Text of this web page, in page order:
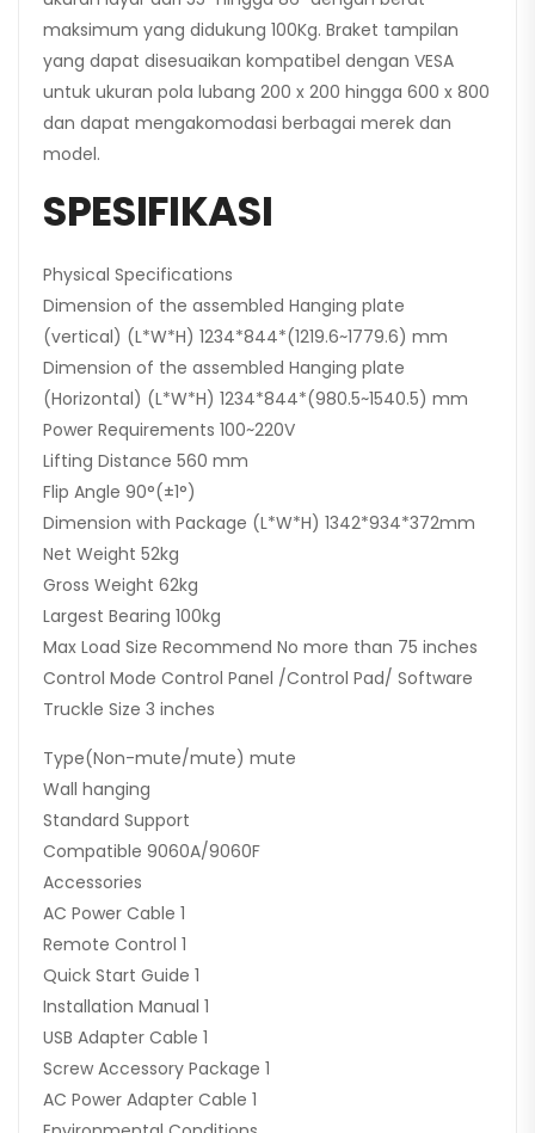
maksimum yang didukung 100Kg. Braket tampilan
yang dapat disesuaikan kompatibel dengan VESA
untuk ukuran pola lubang 200 x 200 hingga 600 x 800
dan dapat mengakomodasi berbagai merek dan
model.
SPESIFIKASI
Physical Specifications
Dimension of the assembled Hanging plate
(vertical) (L*W*H) 1234*844*(1219.6~1779.6) mm
Dimension of the assembled Hanging plate
(Horizontal) (L*W*H) 1234*844*(980.5~1540.5) mm
Power Requirements 100~220V
Lifting Distance 560 mm
Flip Angle 90°(±1°)
Dimension with Package (L*W*H) 1342*934*372mm
Net Weight 52kg
Gross Weight 62kg
Largest Bearing 100kg
Max Load Size Recommend No more than 75 inches
Control Mode Control Panel /Control Pad/ Software
Truckle Size 3 inches
Type(Non-mute/mute) mute
Wall hanging
Standard Support
Compatible 9060A/9060F
Accessories
AC Power Cable 1
Remote Control 1
Quick Start Guide 1
Installation Manual 1
USB Adapter Cable 1
Screw Accessory Package 1
AC Power Adapter Cable 1